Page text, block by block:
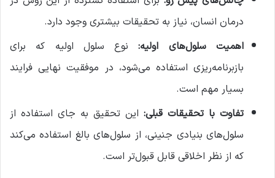
درمان انسان، نیاز به تحقیقات بیشتری وجود دارد.
اهمیت سلول‌های اولیه:نوع سلول اولیه که برای
بازبرنامه‌ریزی استفاده می‌شود، در موفقیت نهایی فرایند
بسیار مهم است.
تفاوت با تحقیقات قبلی: این تحقیق به جای استفاده از
سلول‌های بنیادی جنینی، از سلول‌های بالغ استفاده می‌کند
که از نظر اخلاقی قابل قبول‌تر است.